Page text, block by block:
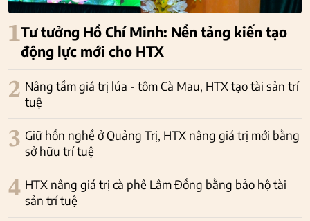
1Tư tưởng Hồ Chí Minh: Nền tảng kiến tạo
động lực mới cho HTX
2 Nâng tầm giá trị lúa - tôm Cà Mau, HTX tạo tài sản trí
tuệ
3 Giữ hồn nghề ở Quảng Trị, HTX nâng giá trị mới bằng
sở hữu trí tuệ
4 HTX nâng giá trị cà phê Lâm Đồng bằng bảo hộ tài
sản trí tuệ